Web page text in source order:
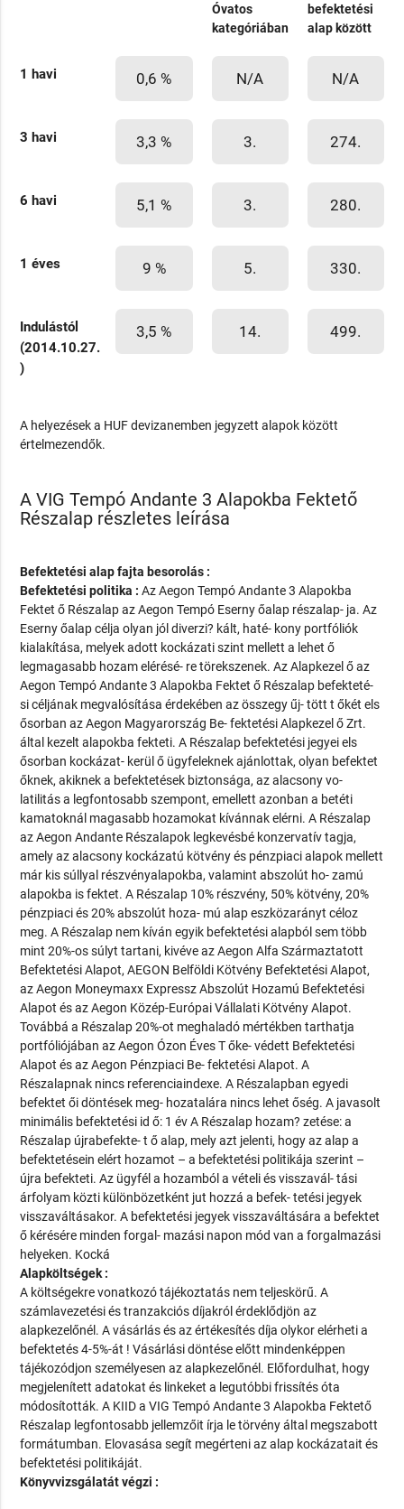
Óvatos
kategóriában
befektetési
alap között
1 havi 0,6 % N/A N/A
3 havi 3,3 % 3. 274.
6 havi 5,1 % 3. 280.
1 éves 9 % 5. 330.
Indulástól
(2014.10.27.
)
3,5 % 14. 499.
A helyezések a HUF devizanemben jegyzett alapok között
értelmezendők.
A VIG Tempó Andante 3 Alapokba Fektető
Részalap részletes leírása
Befektetési alap fajta besorolás :
Befektetési politika :Az Aegon Tempó Andante 3 Alapokba
Fektet ő Részalap az Aegon Tempó Eserny őalap részalap- ja. Az
Eserny őalap célja olyan jól diverzi? kált, haté- kony portfóliók
kialakítása, melyek adott kockázati szint mellett a lehet ő
legmagasabb hozam elérésé- re törekszenek. Az Alapkezel ő az
Aegon Tempó Andante 3 Alapokba Fektet ő Részalap befekteté-
si céljának megvalósítása érdekében az összegy űj- tött t őkét els
ősorban az Aegon Magyarország Be- fektetési Alapkezel ő Zrt.
által kezelt alapokba fekteti. A Részalap befektetési jegyei els
ősorban kockázat- kerül ő ügyfeleknek ajánlottak, olyan befektet
őknek, akiknek a befektetések biztonsága, az alacsony vo-
latilitás a legfontosabb szempont, emellett azonban a betéti
kamatoknál magasabb hozamokat kívánnak elérni. A Részalap
az Aegon Andante Részalapok legkevésbé konzervatív tagja,
amely az alacsony kockázatú kötvény és pénzpiaci alapok mellett
már kis súllyal részvényalapokba, valamint abszolút ho- zamú
alapokba is fektet. A Részalap 10% részvény, 50% kötvény, 20%
pénzpiaci és 20% abszolút hoza- mú alap eszközarányt céloz
meg. A Részalap nem kíván egyik befektetési alapból sem több
mint 20%-os súlyt tartani, kivéve az Aegon Alfa Származtatott
Befektetési Alapot, AEGON Belföldi Kötvény Befektetési Alapot,
az Aegon Moneymaxx Expressz Abszolút Hozamú Befektetési
Alapot és az Aegon Közép-Európai Vállalati Kötvény Alapot.
Továbbá a Részalap 20%-ot meghaladó mértékben tarthatja
portfóliójában az Aegon Ózon Éves T őke- védett Befektetési
Alapot és az Aegon Pénzpiaci Be- fektetési Alapot. A
Részalapnak nincs referenciaindexe. A Részalapban egyedi
befektet ői döntések meg- hozatalára nincs lehet őség. A javasolt
minimális befektetési id ő: 1 év A Részalap hozam? zetése: a
Részalap újrabefekte- t ő alap, mely azt jelenti, hogy az alap a
befektetésein elért hozamot – a befektetési politikája szerint –
újra befekteti. Az ügyfél a hozamból a vételi és visszavál- tási
árfolyam közti különbözetként jut hozzá a befek- tetési jegyek
visszaváltásakor. A befektetési jegyek visszaváltására a befektet
ő kérésére minden forgal- mazási napon mód van a forgalmazási
helyeken. Kocká
Alapköltségek :
A költségekre vonatkozó tájékoztatás nem teljeskörű. A
számlavezetési és tranzakciós díjakról érdeklődjön az
alapkezelőnél. A vásárlás és az értékesítés díja olykor elérheti a
befektetés 4-5%-át ! Vásárlási döntése előtt mindenképpen
tájékozódjon személyesen az alapkezelőnél. Előfordulhat, hogy
megjelenített adatokat és linkeket a legutóbbi frissítés óta
módosították. A KIID a VIG Tempó Andante 3 Alapokba Fektető
Részalap legfontosabb jellemzőit írja le törvény által megszabott
formátumban. Elovasása segít megérteni az alap kockázatait és
befektetési politikáját.
Könyvvizsgálatát végzi :